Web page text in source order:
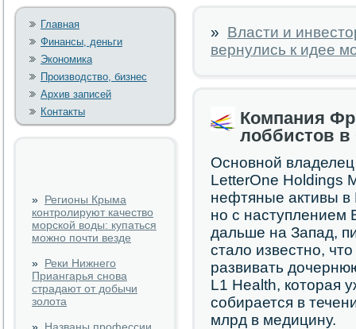
Главная
Финансы, деньги
Экономика
Производство, бизнес
Архив записей
Контакты
» Регионы Крыма
контролируют качество
морской воды: купаться
можно почти везде
» Реки Нижнего
Приангарья снова
страдают от добычи
золота
» Власти и
вернулись к идее
Компания
лоббистов
Основной
LetterOne Holdings
нефтяные активы в
но с наступлением
дальше на Запад,
стало известно,
развивать
L1 Health, которая
собирается в
млрд в медицину.